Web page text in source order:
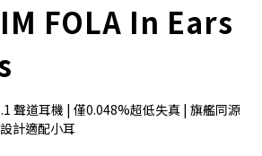
FOLA In Ears
聲道耳機 | 僅0.048%超低失真 | 旗艦同源
計適配小耳